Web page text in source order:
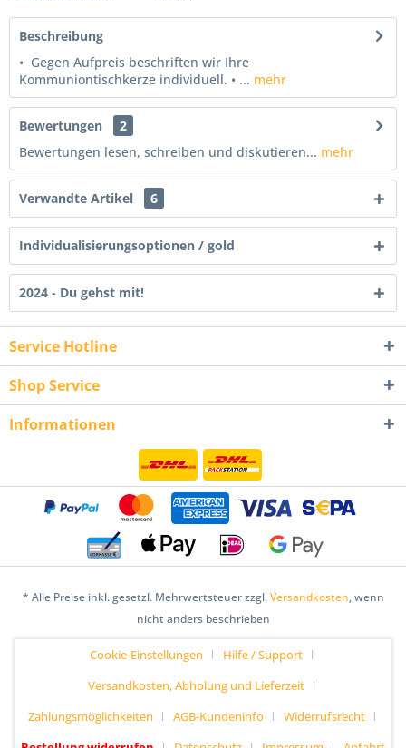
Beschreibung
• Gegen Aufpreis beschriften wir Ihre
Kommuniontischkerze individuell. • ... mehr
Bewertungen
2
Bewertungen lesen, schreiben und diskutieren... mehr
Verwandte Artikel 6
Individualisierungsoptionen / gold
2024 - Du gehst mit!
Service Hotline
Shop Service
Informationen
* Alle Preise inkl. gesetzl. Mehrwertsteuer zzgl.Versandkosten, wenn
nicht anders beschrieben
Cookie-Einstellungen
Hilfe / Support
Versandkosten, Abholung und Lieferzeit
Zahlungsmöglichkeiten
AGB-Kundeninfo
Widerrufsrecht